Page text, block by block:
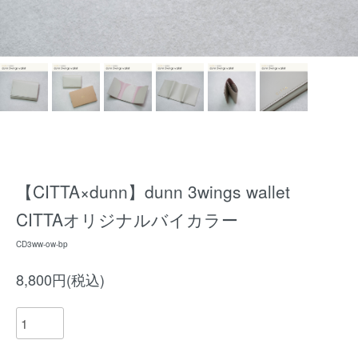
【CITTA×dunn】dunn 3wings wallet
CITTAオリジナルバイカラー
CD3ww-ow-bp
8,800円(税込)